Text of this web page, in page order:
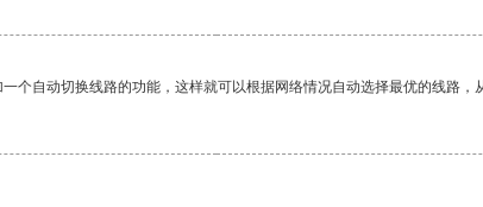
自动切换线路的功能，这样就可以根据网络情况自动选择最优的线路，